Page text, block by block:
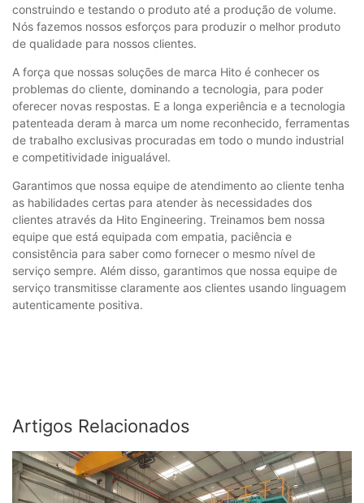
construindo e testando o produto até a produção de volume.
Nós fazemos nossos esforços para produzir o melhor produto
de qualidade para nossos clientes.
A força que nossas soluções de marca Hito é conhecer os
problemas do cliente, dominando a tecnologia, para poder
oferecer novas respostas. E a longa experiência e a tecnologia
patenteada deram à marca um nome reconhecido, ferramentas
de trabalho exclusivas procuradas em todo o mundo industrial
e competitividade inigualável.
Garantimos que nossa equipe de atendimento ao cliente tenha
as habilidades certas para atender às necessidades dos
clientes através da Hito Engineering. Treinamos bem nossa
equipe que está equipada com empatia, paciência e
consistência para saber como fornecer o mesmo nível de
serviço sempre. Além disso, garantimos que nossa equipe de
serviço transmitisse claramente aos clientes usando linguagem
autenticamente positiva.
Artigos Relacionados